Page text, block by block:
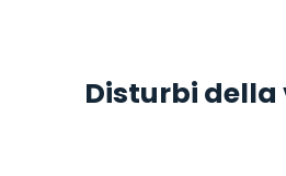
Disturbi della